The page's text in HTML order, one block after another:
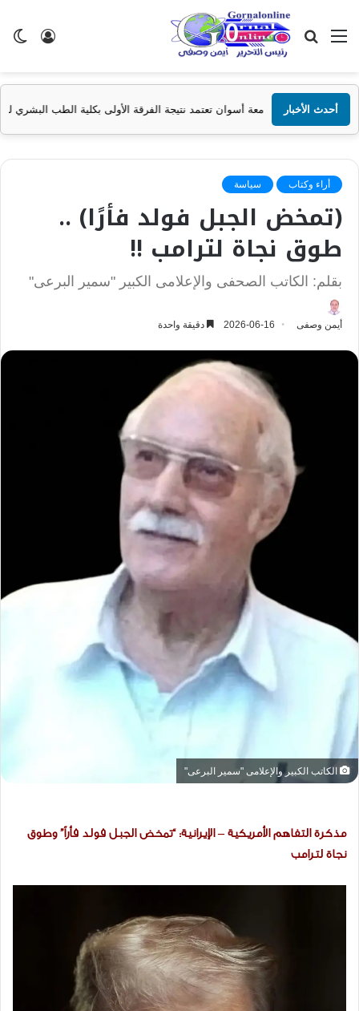
تسجيل
القائمة بحث
عن
أحدث الأخبار
جامعة أسوان تعتمد نتيجة الفرقة الأولى بكلية الطب البشري للعام الجامعي 2025/2026
أراء وكتاب سياسة
(تمخض الجبل فولد فأرًا) ..
طوق نجاة لترامب !!
بقلم: الكاتب الصحفى والإعلامى الكبير "سمير البرعى"
أيمن وصفى 2026-06-16 دقيقة واحدة
الكاتب الكبير والإعلامى "سمير البرعى"
مذكرة التفاهم الأمريكية – الإيرانية: “تمخض الجبل فولد فأراً” وطوق
نجاة لترامب